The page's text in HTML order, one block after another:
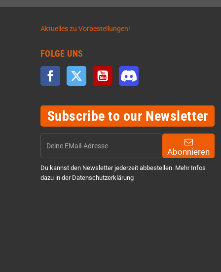
Aktuelles zu Vorbestellungen!
FOLGE UNS
Facebook Twitter YouTube
Subscribe to our Newsletter
Abonnieren
Du kannst den Newsletter jederzeit abbestellen. Mehr Infos
dazu in der Datenschutzerklärung